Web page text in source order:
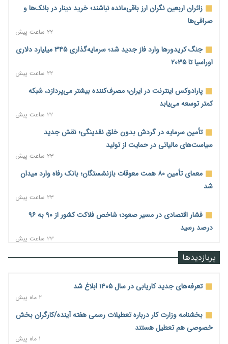
زائران اربعین نگران ارز باقی‌مانده نباشند؛ خرید دینار در بانک‌ها و
صرافی‌ها
۲۲ ساعت پیش
جنگ کریدورها وارد فاز جدید شد؛ سرمایه‌گذاری ۳۴۵ میلیارد دلاری
اوراسیا تا ۲۰۳۵
۲۲ ساعت پیش
پارادوکس اینترنت در ایران؛ مصرف‌کننده بیشتر می‌پردازد، شبکه
کمتر توسعه می‌یابد
۲۲ ساعت پیش
تأمین سرمایه در گردش بدون خلق نقدینگی؛ نقش جدید
سیاست‌های مالیاتی در حمایت از تولید
۲۳ ساعت پیش
معمای تأمین ۸۰ همت معوقات بازنشستگان؛ بانک رفاه وارد میدان
شد
۲۳ ساعت پیش
فشار اقتصادی در مسیر صعود؛ شاخص فلاکت کشور از ۹۰ به ۹۶
درصد رسید
۲۳ ساعت پیش
رشد ۷۵ هزار میلیاردی بازار خرید اعتباری؛ فین‌تک‌ها وارد میدان
آغاز اجرای پایلوت «ردا کارت» برای دانشجویان تحصیلات تکمیلی
۱ روز پیش
پربازدیدها
تعرفه‌های جدید کاریابی در سال ۱۴۰۵ ابلاغ شد
۲ ماه پیش
بخشنامه وزارت کار درباره تعطیلات رسمی هفته آینده/کارگران بخش
خصوصی هم تعطیل هستند
۱ ماه پیش